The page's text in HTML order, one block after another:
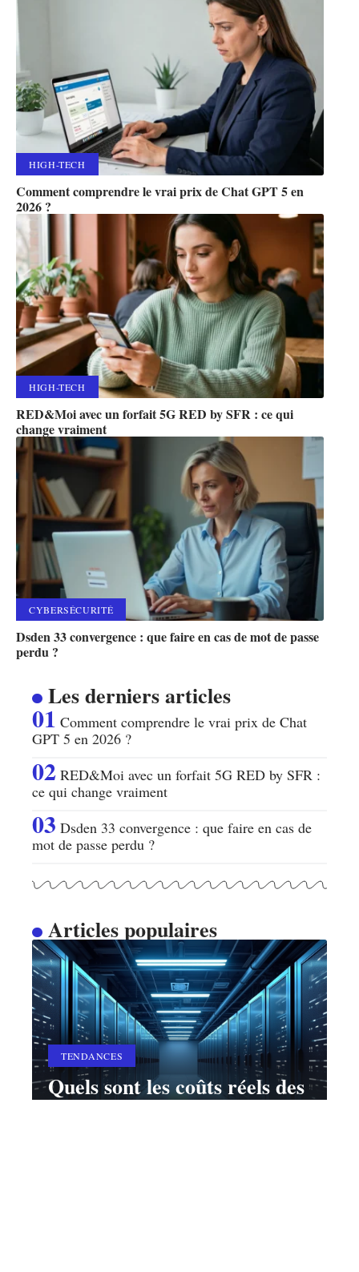
HIGH-TECH
Comment comprendre le vrai prix de Chat GPT 5 en
2026 ?
HIGH-TECH
RED&Moi avec un forfait 5G RED by SFR : ce qui
change vraiment
CYBERSÉCURITÉ
Dsden 33 convergence : que faire en cas de mot de passe
perdu ?
Les derniers articles
Comment comprendre le vrai prix de Chat
GPT 5 en 2026 ?
RED&Moi avec un forfait 5G RED by SFR :
ce qui change vraiment
Dsden 33 convergence : que faire en cas de
mot de passe perdu ?
Articles populaires
TENDANCES
Quels sont les coûts réels des
différents systèmes de